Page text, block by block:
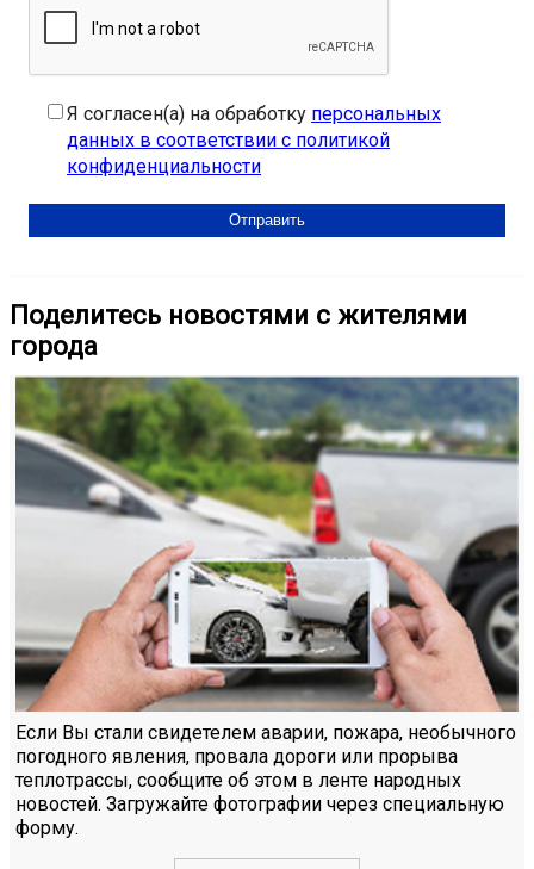
Я согласен(а) на обработку персональных
данных в соответствии с политикой
конфиденциальности
Поделитесь новостями с жителями
города
Если Вы стали свидетелем аварии, пожара, необычного
погодного явления, провала дороги или прорыва
теплотрассы, сообщите об этом в ленте народных
новостей. Загружайте фотографии через специальную
форму.